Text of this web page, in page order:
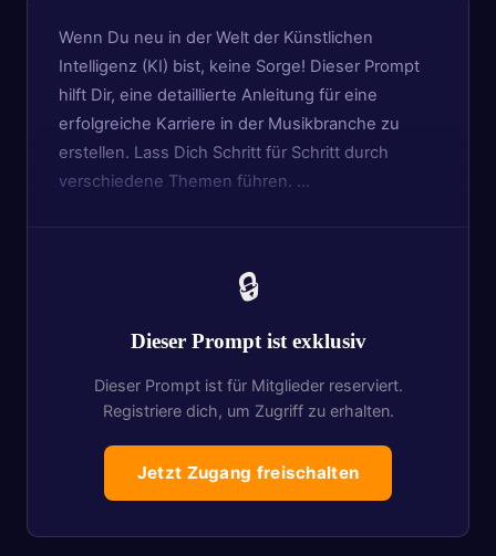
Wenn Du neu in der Welt der Künstlichen
Intelligenz (KI) bist, keine Sorge! Dieser Prompt
hilft Dir, eine detaillierte Anleitung für eine
erfolgreiche Karriere in der Musikbranche zu
erstellen. Lass Dich Schritt für Schritt durch
verschiedene Themen führen. …
🔒
Dieser Prompt ist exklusiv
Dieser Prompt ist für Mitglieder reserviert.
Registriere dich, um Zugriff zu erhalten.
Jetzt Zugang freischalten